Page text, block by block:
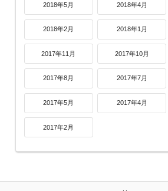
2018年5月 2018年4月
2018年2月 2018年1月
2017年11月 2017年10月
2017年8月 2017年7月
2017年5月 2017年4月
2017年2月